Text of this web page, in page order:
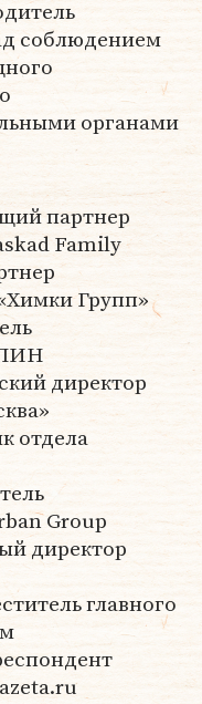
соблюдением
органами
партнер
Family
Групп»
директор
отдела
Group
директор
главного